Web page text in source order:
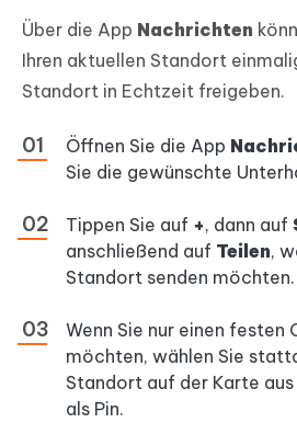
Über die App Nachrichten
Ihren aktuellen Standort
Standort in Echtzeit freigeben.
Öffnen Sie die App
Sie die gewünschte
Tippen Sie auf +, dann auf
anschließend auf Teilen,
Standort senden möchten.
Wenn Sie nur einen festen
möchten, wählen Sie
Standort auf der Karte aus
als Pin.